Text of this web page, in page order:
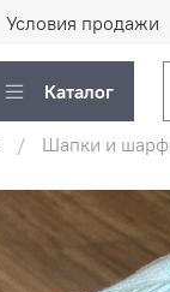
Условия продажи
Каталог
Шапки и